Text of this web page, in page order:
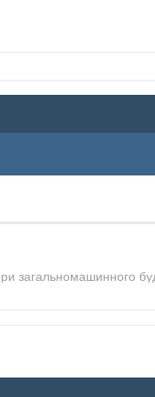
загальномашинного